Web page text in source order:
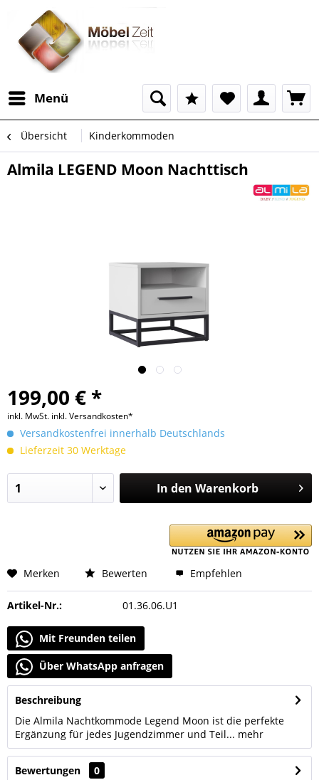
Menü
Übersicht Kinderkommoden
Almila LEGEND Moon Nachttisch
199,00 € *
inkl. MwSt. inkl. Versandkosten*
Versandkostenfrei innerhalb Deutschlands
Lieferzeit 30 Werktage
In den Warenkorb
Merken Bewerten Empfehlen
Artikel-Nr.: 01.36.06.U1
Mit Freunden teilen
Über WhatsApp anfragen
Beschreibung
Die Almila Nachtkommode Legend Moon ist die perfekte
Ergänzung für jedes Jugendzimmer und Teil... mehr
Bewertungen
0